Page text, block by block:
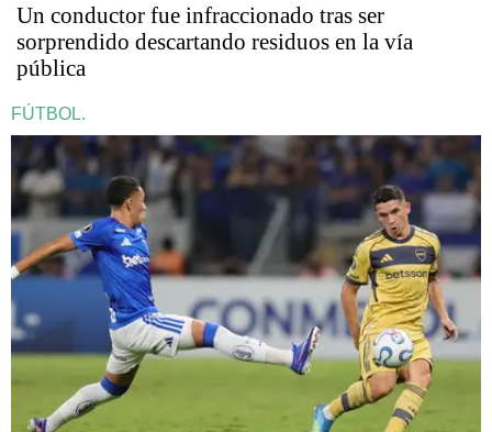
Un conductor fue infraccionado tras ser
sorprendido descartando residuos en la vía
pública
FÚTBOL.